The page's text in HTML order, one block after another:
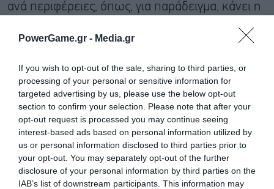
PowerGame.gr - Media.gr
If you wish to opt-out of the sale, sharing to third parties, or
processing of your personal or sensitive information for
targeted advertising by us, please use the below opt-out
section to confirm your selection. Please note that after your
opt-out request is processed you may continue seeing
interest-based ads based on personal information utilized by
us or personal information disclosed to third parties prior to
your opt-out. You may separately opt-out of the further
disclosure of your personal information by third parties on the
IAB’s list of downstream participants. This information may
ανά περιφέρειες, όπως, για παράδειγμα, κάνει η
αποτυπωνόταν και επισήμως ότι ο «νησιωτικός
πληθωρισμός» είναι πολύ μεγαλύτερος του
μέσου όρου στην επικράτεια, όπως τουλάχιστον
το(ν) αντιλαμβάνονται οι (πρώτοι) αδειούχοι του
Ιουλίου που εκδράμουν στα νησιά. Οι τιμές, κι όχι
μόνο στους «πρώτους» προορισμούς, είναι
αισθητά αυξημένες, σε σημείο που και οι ίδιοι οι
επαγγελματίες των νησιών να ασκούν κριτική